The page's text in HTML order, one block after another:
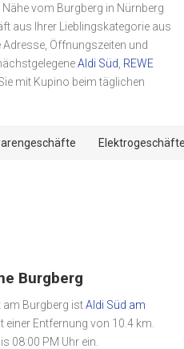
vom Burgberg in Nürnberg
aus Ihrer Lieblingskategorie aus
Öffnungszeiten und
Aldi Süd REWE
mit Kupino beim täglichen
Burgberg
am Burgberg istAldi Süd am
einer Entfernung von 10.4 km.
08:00 PM Uhr ein.